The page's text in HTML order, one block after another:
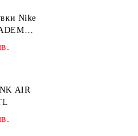
Nike
AIR